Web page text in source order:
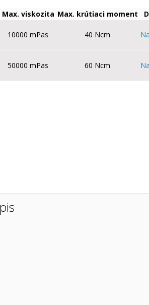
Max. viskozita Max. krútiaci moment
10000 mPas 40 Ncm
50000 mPas 60 Ncm